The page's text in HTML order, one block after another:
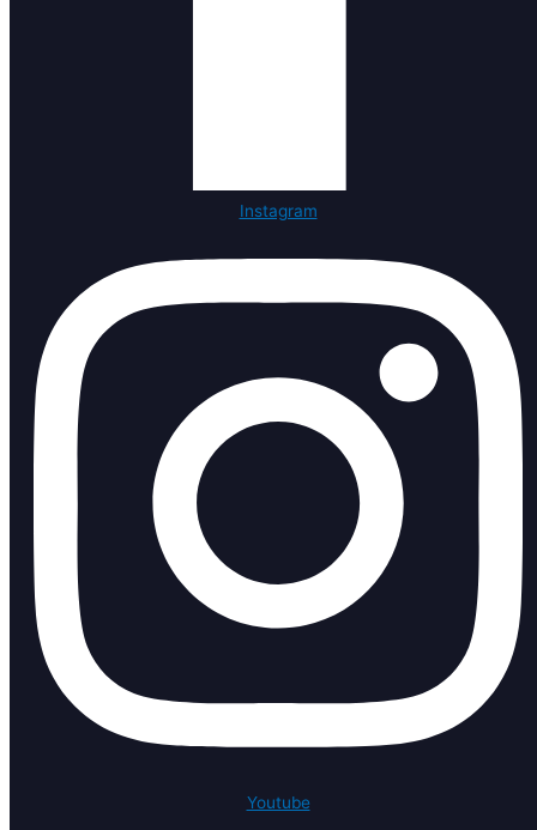
Instagram
Youtube